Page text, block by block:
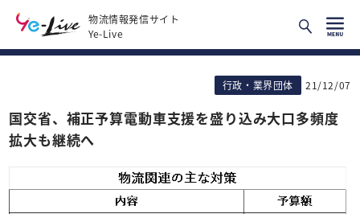
物流情報発信サイト
Ye-Live
行政・業界団体 21/12/07
国交省、補正予算電動車支援を盛り込み大口多頻度
拡大も継続へ